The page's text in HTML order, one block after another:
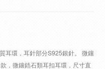
耳環，耳針部分S925銀針。 微鑲
，微鑲鋯石類耳扣耳環，尺寸直